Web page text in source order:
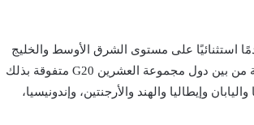
استثنائيًا على مستوى الشرق الأوسط والخليج
العربي، كما صنفت بحسب مؤشرات التقرير؛ في المرتبة الثامنة من بين دول مجموعة العشرين G20 متفوقة بذلك
وإيطاليا والهند والأرجنتين، وإندونيسيا،